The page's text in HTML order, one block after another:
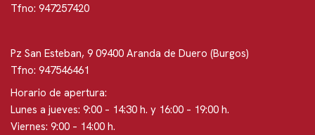
Tfno: 947257420
Pz San Esteban, 9 09400 Aranda de Duero (Burgos)
Tfno: 947546461
Horario de apertura:
Lunes a jueves: 9:00 – 14:30 h. y 16:00 – 19:00 h.
Viernes: 9:00 – 14:00 h.